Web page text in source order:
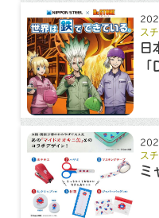
ス
日
ス
ミ